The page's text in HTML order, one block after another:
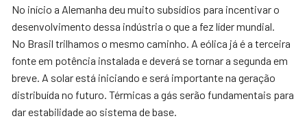
No início a Alemanha deu muito subsídios para incentivar o
desenvolvimento dessa indústria o que a fez líder mundial.
No Brasil trilhamos o mesmo caminho. A eólica já é a terceira
fonte em potência instalada e deverá se tornar a segunda em
breve. A solar está iniciando e será importante na geração
distribuída no futuro. Térmicas a gás serão fundamentais para
dar estabilidade ao sistema de base.